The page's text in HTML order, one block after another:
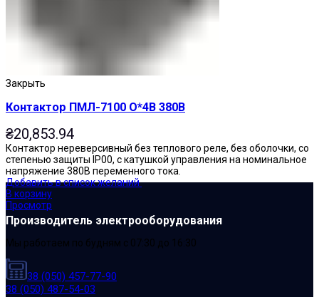
Закрыть
Контактор ПМЛ-7100 О*4В 380В
₴20,853.94
Контактор нереверсивный без теплового реле, без оболочки, со
степенью защиты IP00, с катушкой управления на номинальное
напряжение 380В переменного тока.
Добавить в список желаний
В корзину
Просмотр
Производитель электрооборудования
Мы работаем по будням с 07:30 до 16:30
38 (050) 457-77-90
38 (050) 487-54-03